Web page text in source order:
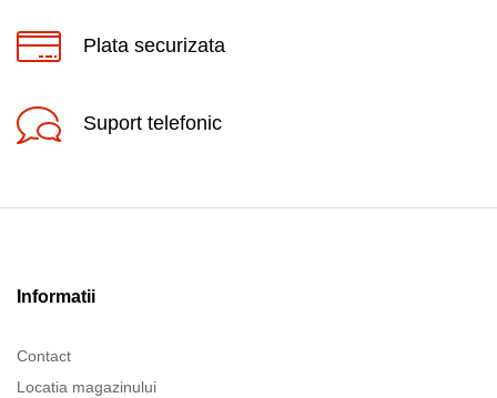
Plata securizata
Suport telefonic
Informatii
Contact
Locatia magazinului